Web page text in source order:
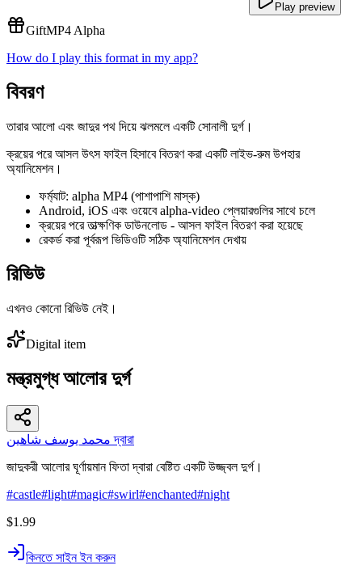
Play preview
GiftMP4 Alpha
How do I play this format in my app?
বিবরণ
তারার আলো এবং জাদুর পথ দিয়ে ঝলমলে একটি সোনালী দুর্গ।
ক্রয়ের পরে আসল উৎস ফাইল হিসাবে বিতরণ করা একটি লাইভ-রুম উপহার
অ্যানিমেশন।
ফর্ম্যাট: alpha MP4 (পাশাপাশি মাস্ক)
Android, iOS এবং ওয়েবে alpha-video প্লেয়ারগুলির সাথে চলে
ক্রয়ের পরে তাত্ক্ষণিক ডাউনলোড - আসল ফাইল বিতরণ করা হয়েছে
রেকর্ড করা পূর্বরূপ ভিডিওটি সঠিক অ্যানিমেশন দেখায়
রিভিউ
এখনও কোনো রিভিউ নেই।
Digital item
মন্ত্রমুগ্ধ আলোর দুর্গ
محمد يوسف شاهين দ্বারা
জাদুকরী আলোর ঘূর্ণায়মান ফিতা দ্বারা বেষ্টিত একটি উজ্জ্বল দুর্গ।
#castle#light#magic#swirl#enchanted#night
$1.99
কিনতে সাইন ইন করুন